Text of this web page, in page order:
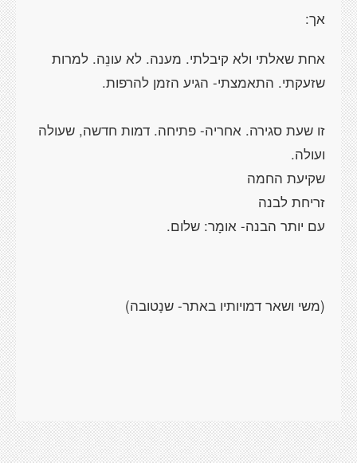
אך:
אחת שאלתי ולא קיבלתי. מענה. לא עונֵה. למרות
שזעקתי. התאמצתי- הגיע הזמן להרפות.
זו שעת סגירה. אחריה- פתיחה. דמות חדשה, שעולה
ועולה.
שקיעת החמה
זריחת לבנה
עם יותר הבנה- אומָר: שלום.
(משי ושאר דמויותיו באתר- שנָטובה)